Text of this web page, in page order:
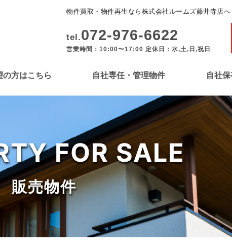
物件買取・物件再生なら株式会社ルームズ藤井寺店へ
tel.072-976-6622
営業時間：10:00〜17:00 定休日：水,土,日,祝日
の方はこちら 自社専任・管理物件 自社
FOR SALE
販売物件